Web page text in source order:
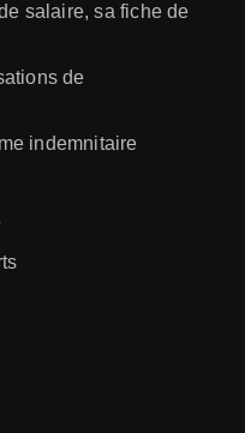
salaire, sa fiche de
de
indemnitaire